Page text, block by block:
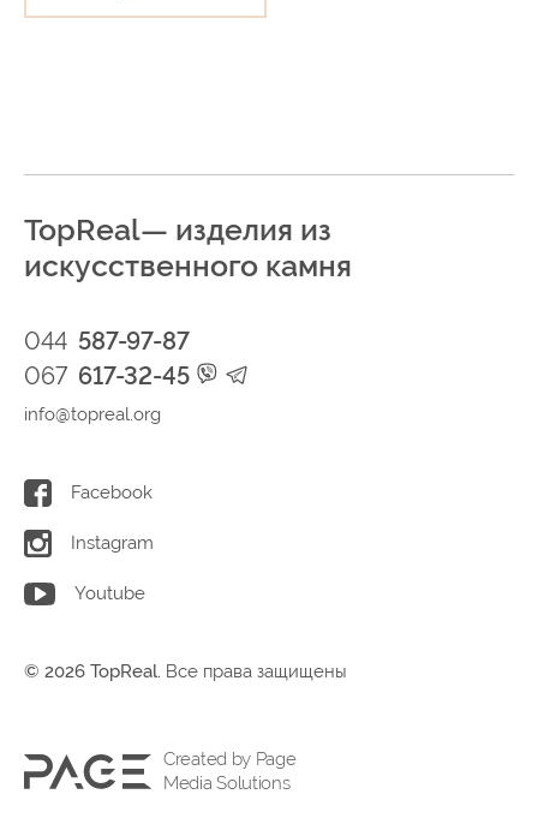
TopReal— изделия из
искусственного камня
044 587-97-87
067 617-32-45
info@topreal.org
Facebook
Instagram
Youtube
© 2026 TopReal. Все права защищены
Created by Page
Media Solutions